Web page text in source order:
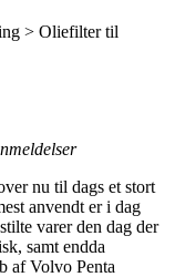
> Oliefilter til
nu til dags et stort
anvendt er i dag
varer den dag der
samt endda
af Volvo Penta